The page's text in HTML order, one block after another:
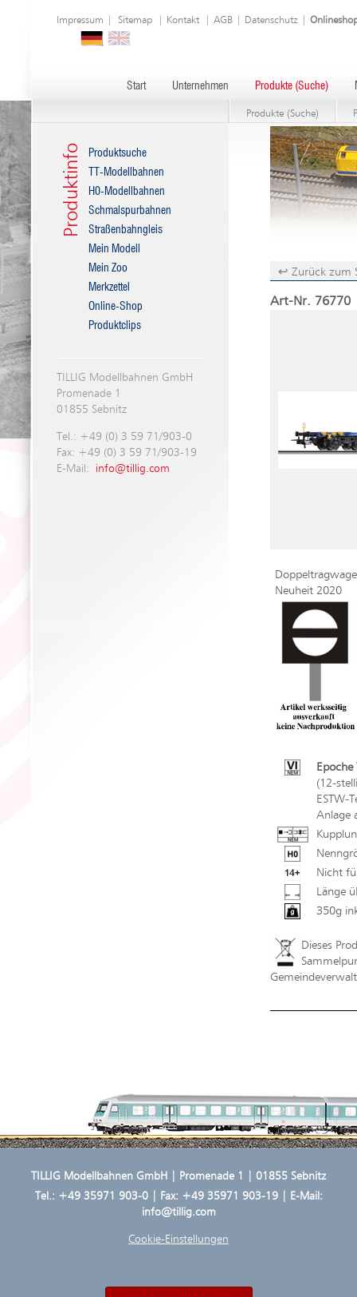
Impressum Sitemap Kontakt AGB Datenschutz
Start Unternehmen Produkte (Suche)
Produkte (Suche)
Produktinfo
Produktsuche
TT-Modellbahnen
H0-Modellbahnen
Schmalspurbahnen
Straßenbahngleis
Mein Modell
Mein Zoo
Merkzettel
Online-Shop
Produktclips
TILLIG Modellbahnen GmbH
Promenade 1
01855 Sebnitz
Tel.: +49 (0) 3 59 71/903-0
Fax: +49 (0) 3 59 71/903-19
E-Mail: info@tillig.com
↩ Zurück zum
Art-Nr. 76770
Neuheit 2020
(12-
ESTW-
Anlage
Nicht
Länge
350g
Dieses
TILLIG Modellbahnen GmbH | Promenade 1 | 01855 Sebnitz
Tel.: +49 35971 903-0| Fax: +49 35971 903-19 | E-Mail:
info@tillig.com
Cookie-Einstellungen